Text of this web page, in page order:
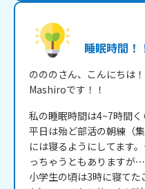
睡眠時間！
のののさん、こんにちは！
Mashiroです！！
私の睡眠時間は4~7時間く
平日は殆ど部活の朝練（
には寝るようにしてます
っちゃうともあります
小学生の頃は3時に寝て